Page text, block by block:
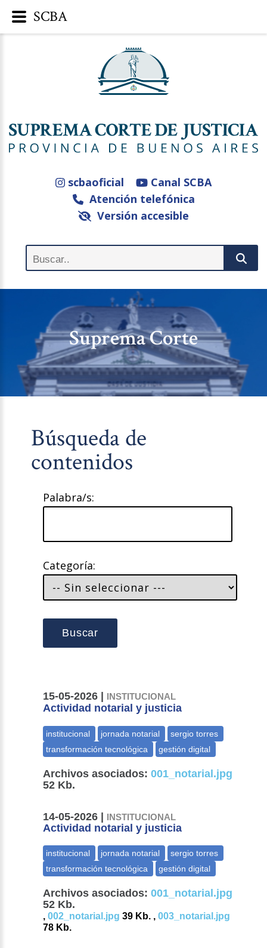
scbaoficial
Canal SCBA
Atención telefónica
Versión accesible
Suprema Corte
Búsqueda de
contenidos
Palabra/s:
Categoría:
Buscar
15-05-2026 | INSTITUCIONAL
Actividad notarial y justicia
Archivos asociados: 001_notarial.jpg
52 Kb.
14-05-2026 | INSTITUCIONAL
Actividad notarial y justicia
Archivos asociados: 001_notarial.jpg
52 Kb.
,002_notarial.jpg 39 Kb. ,003_notarial.jpg
78 Kb.
SCBA